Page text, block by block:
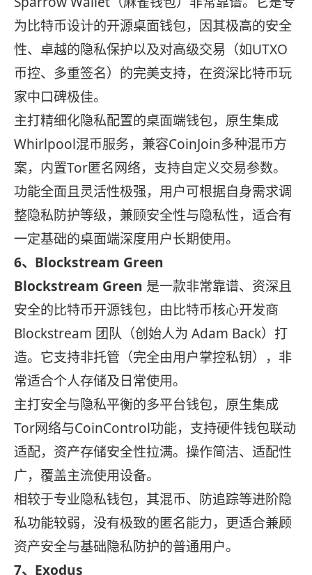
为比特币设计的开源桌面钱包，因其极高的安全
性、卓越的隐私保护以及对高级交易（如UTXO
币控、多重签名）的完美支持，在资深比特币玩
家中口碑极佳。
主打精细化隐私配置的桌面端钱包，原生集成
Whirlpool混币服务，兼容CoinJoin多种混币方
案，内置Tor匿名网络，支持自定义交易参数。
功能全面且灵活性极强，用户可根据自身需求调
整隐私防护等级，兼顾安全性与隐私性，适合有
一定基础的桌面端深度用户长期使用。
6、Blockstream Green
Blockstream Green 是一款非常靠谱、资深且
安全的比特币开源钱包，由比特币核心开发商
Blockstream 团队（创始人为 Adam Back）打
造。它支持非托管（完全由用户掌控私钥），非
常适合个人存储及日常使用。
主打安全与隐私平衡的多平台钱包，原生集成
Tor网络与CoinControl功能，支持硬件钱包联动
适配，资产存储安全性拉满。操作简洁、适配性
广，覆盖主流使用设备。
相较于专业隐私钱包，其混币、防追踪等进阶隐
私功能较弱，没有极致的匿名能力，更适合兼顾
资产安全与基础隐私防护的普通用户。
7、Exodus